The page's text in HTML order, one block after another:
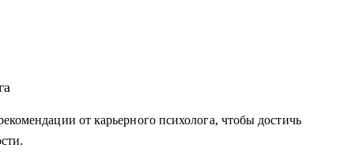
от карьерного психолога, чтобы достичь